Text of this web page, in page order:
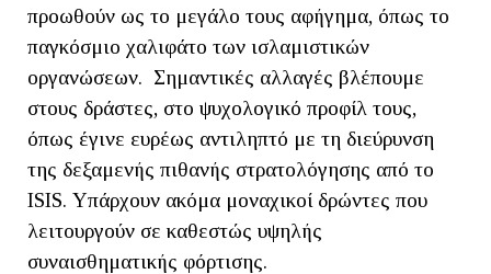
προωθούν ως το μεγάλο τους αφήγημα, όπως το
παγκόσμιο χαλιφάτο των ισλαμιστικών
οργανώσεων. Σημαντικές αλλαγές βλέπουμε
στους δράστες, στο ψυχολογικό προφίλ τους,
όπως έγινε ευρέως αντιληπτό με τη διεύρυνση
της δεξαμενής πιθανής στρατολόγησης από το
ISIS. Υπάρχουν ακόμα μοναχικοί δρώντες που
λειτουργούν σε καθεστώς υψηλής
συναισθηματικής φόρτισης.